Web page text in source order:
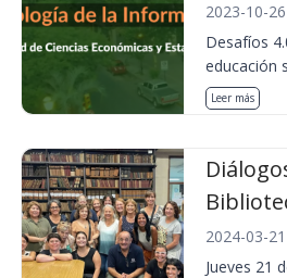
2023-10-
Desafíos
educación
Leer más
2024-03-
Jueves 21